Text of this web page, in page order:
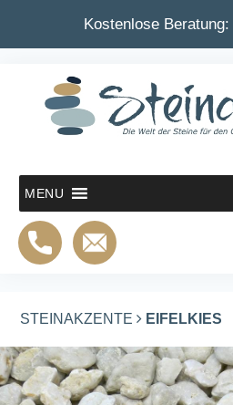
Kostenlose Beratung:
MENU
STEINAKZENTE EIFELKIES